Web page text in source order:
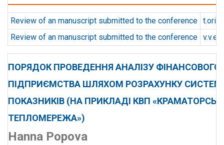
Review of an manuscript submitted to the conference
Review of an manuscript submitted to the conference
ПОРЯДОК ПРОВЕДЕННЯ АНАЛІЗУ ФІНАНСОВОГО
ПІДПРИЄМСТВА ШЛЯХОМ РОЗРАХУНКУ
ПОКАЗНИКІВ (НА ПРИКЛАДІ КВП
ТЕПЛОМЕРЕЖА»)
Hanna Popova